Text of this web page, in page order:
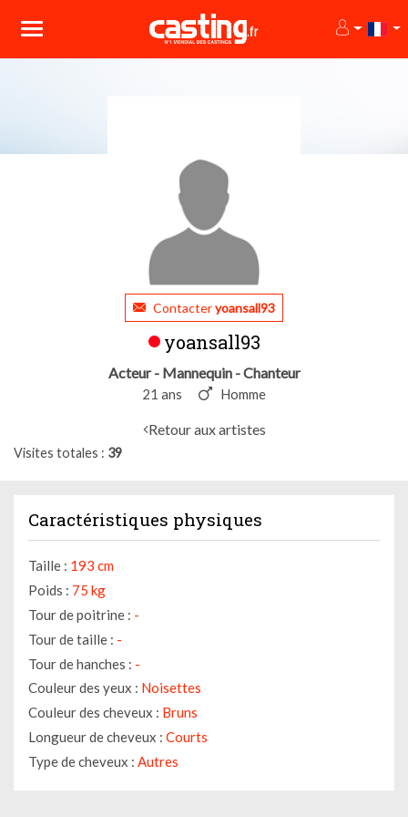
Contacteryoansall93
yoansall93
Acteur - Mannequin - Chanteur
21 ans Homme
Retour aux artistes
Visites totales 39
Caractéristiques physiques
Taille : 193 cm
Poids : 75 kg
Tour de poitrine : -
Tour de taille : -
Tour de hanches : -
Couleur des yeux : Noisettes
Couleur des cheveux : Bruns
Longueur de cheveux : Courts
Type de cheveux : Autres